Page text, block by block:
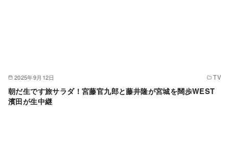
2025年9月12日 TV
朝だ生です旅サラダ！宮藤官九郎と藤井隆が宮城を闊歩WEST
濱田が生中継